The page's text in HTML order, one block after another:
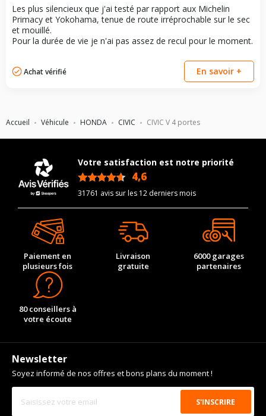
Accueil Véhicule HONDA CIVIC CIVIC V 4 portes
Les plus silencieux que j'ai testé par rapport aux Michelin
Primacy et Yokohama, tenue de route irréprochable sur le sec
et mouillé.
Pour la durée de vie je n'ai pas assez de recul pour le moment.
Achat vérifié En savoir +
Votre satisfaction est notre priorité
4,6
31761 avis sur les 12 derniers mois
Paiement en
plusieurs fois
Livraison
gratuite
6000 garages
partenaires
80 conseillers à
votre écoute
Newsletter
Soyez informé de nos offres et bons plans du moment !